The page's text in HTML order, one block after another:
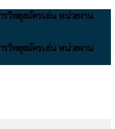
วิทยุสมัครเล่น หน่วยงาน
วิทยุสมัครเล่น หน่วยงาน